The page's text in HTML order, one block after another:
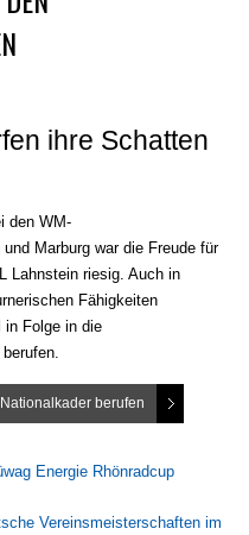
ihre Schatten
den WM-
Marburg war die Freude für
Lahnstein riesig. Auch in
Fähigkeiten
in Folge in die
berufen
Energie Rhönradcup
Vereinsmeisterschaften im